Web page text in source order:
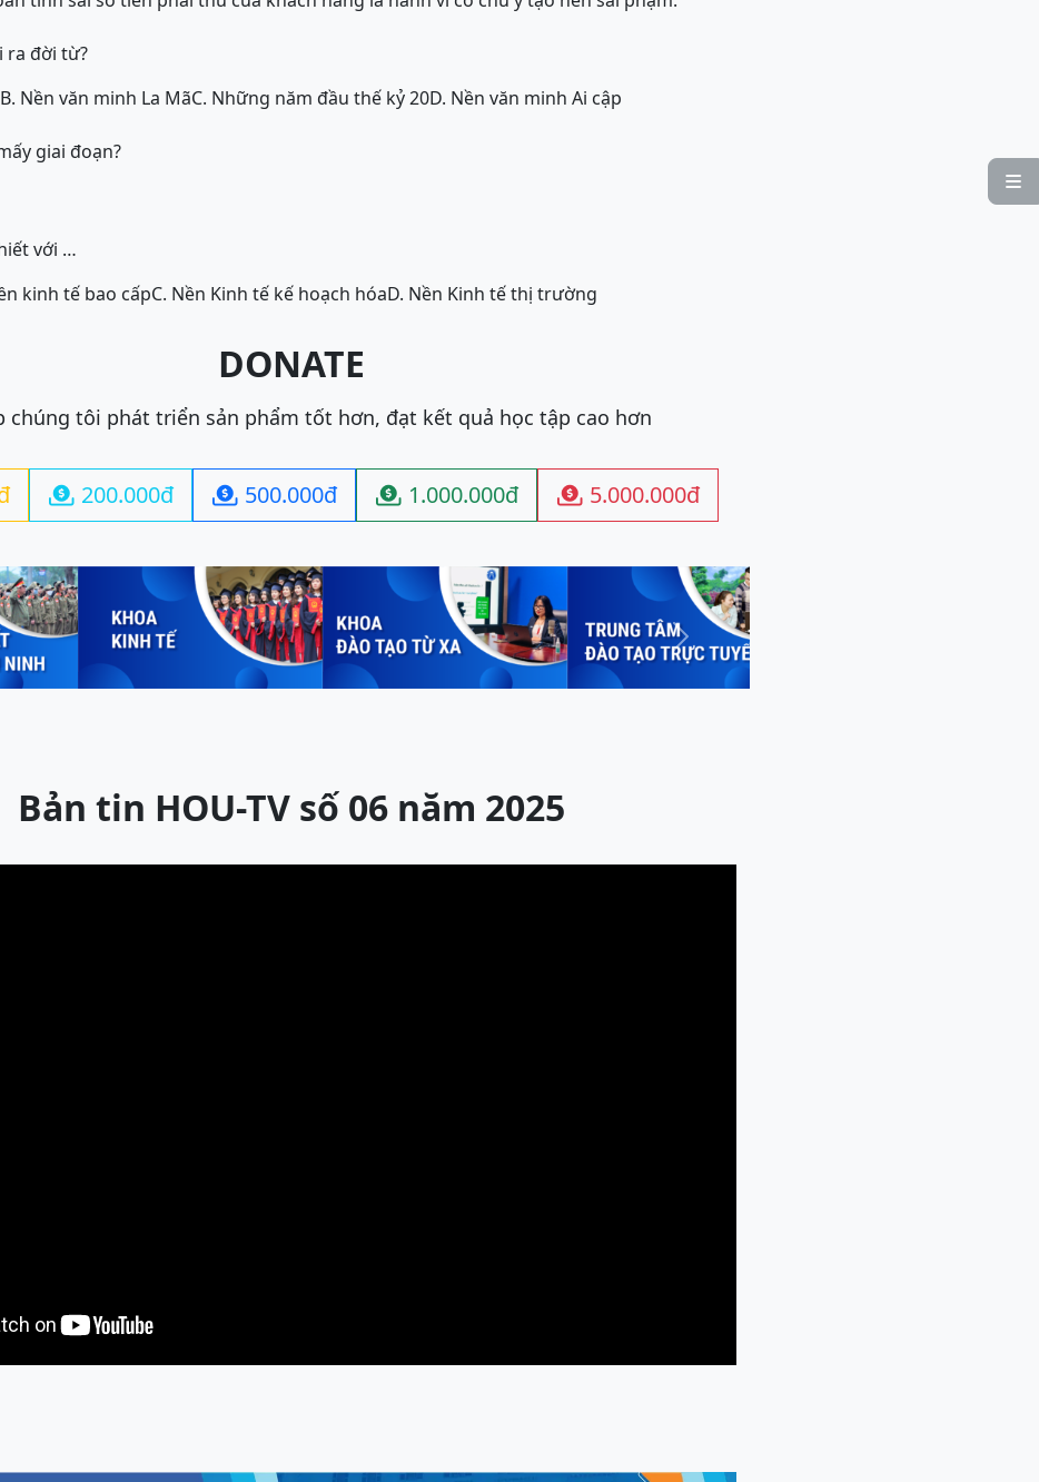

ra đời từ?
B. Nền văn minh La MãC. Những năm đầu thế kỷ 20D. Nền văn minh Ai cập
giai đoạn?
với …
kinh tế bao cấpC. Nền Kinh tế kế hoạch hóaD. Nền Kinh tế thị trường
DONATE
chúng tôi phát triển sản phẩm tốt hơn, đạt kết quả học tập cao hơn
 200.000đ  500.000đ  1.000.000đ  5.000.000đ
Next
Bản tin HOU-TV số 06 năm 2025